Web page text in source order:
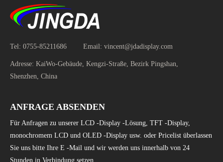
Tel: 0755-85211686 Email: vincent@jdadisplay.com
Adresse: KaiWo-Gebäude, Kengzi-Straße, Bezirk Pingshan,
Shenzhen, China
ANFRAGE ABSENDEN
Für Anfragen zu unserer LCD -Display -Lösung, TFT -Display,
monochromem LCD und OLED -Display usw. oder Pricelist überlassen
Sie uns bitte Ihre E -Mail und wir werden uns innerhalb von 24
Stunden in Verbindung setzen.